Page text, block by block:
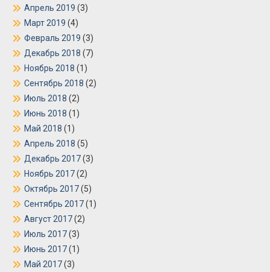
Апрель 2019 (3)
Март 2019 (4)
Февраль 2019 (3)
Декабрь 2018 (7)
Ноябрь 2018 (1)
Сентябрь 2018 (2)
Июль 2018 (2)
Июнь 2018 (1)
Май 2018 (1)
Апрель 2018 (5)
Декабрь 2017(3)
Ноябрь 2017(2)
Октябрь 2017(5)
Сентябрь 2017(1)
Август 2017(2)
Июль 2017(3)
Июнь 2017(1)
Май 2017(3)